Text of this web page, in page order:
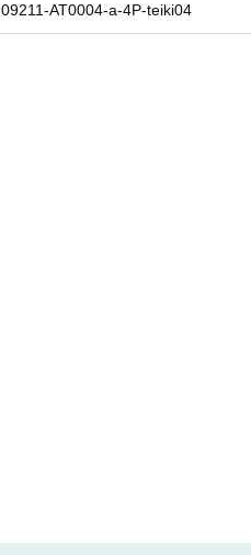
09211-AT0004-a-4P-teiki04